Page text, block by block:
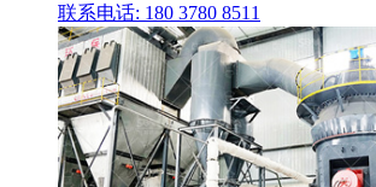
联系电话: 180 3780 8511